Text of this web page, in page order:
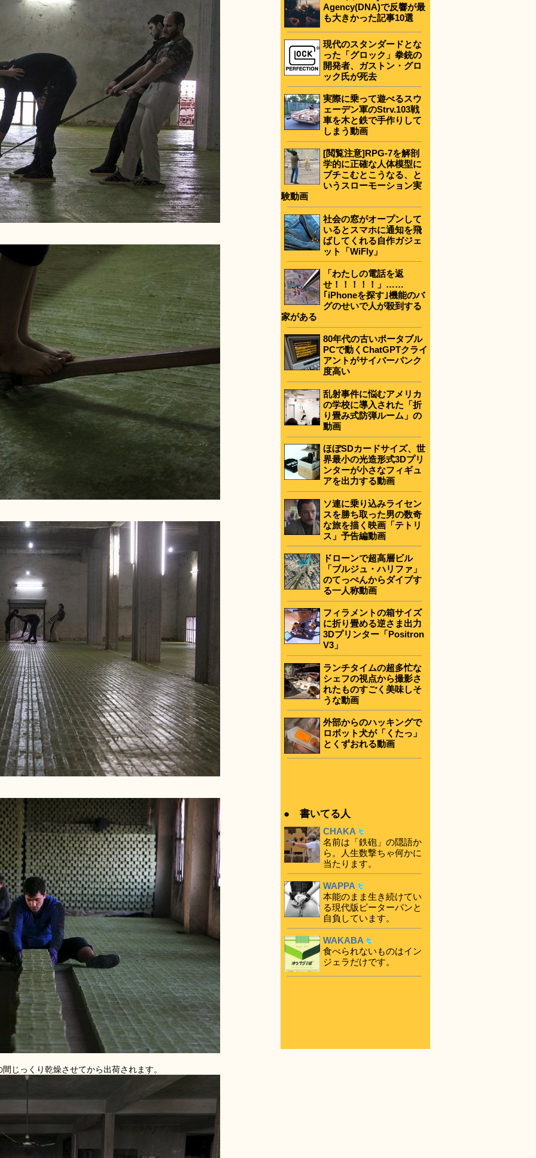
じっくり乾燥させてから出荷されます。
Agency(DNA)で反響が最
も大きかった記事10選
現代のスタンダードとな
った「グロック」拳銃の
開発者、ガストン・グロ
ック氏が死去
実際に乗って遊べるスウ
ェーデン軍のStrv.103戦
車を木と鉄で手作りして
しまう動画
[閲覧注意]RPG-7を解剖
学的に正確な人体模型に
ブチこむとこうなる、と
いうスローモーション実
験動画
社会の窓がオープンして
いるとスマホに通知を飛
ばしてくれる自作ガジェ
ット「WiFly」
「わたしの電話を返
せ！！！！！」……
｢iPhoneを探す｣機能のバ
グのせいで人が殺到する
家がある
80年代の古いポータブル
PCで動くChatGPTクライ
アントがサイバーパンク
度高い
乱射事件に悩むアメリカ
の学校に導入された「折
り畳み式防弾ルーム」の
動画
ほぼSDカードサイズ、世
界最小の光造形式3Dプリ
ンターが小さなフィギュ
アを出力する動画
ソ連に乗り込みライセン
スを勝ち取った男の数奇
な旅を描く映画「テトリ
ス」予告編動画
ドローンで超高層ビル
「ブルジュ・ハリファ」
のてっぺんからダイブす
る一人称動画
フィラメントの箱サイズ
に折り畳める逆さま出力
3Dプリンター「Positron
V3」
ランチタイムの超多忙な
シェフの視点から撮影さ
れたものすごく美味しそ
うな動画
外部からのハッキングで
ロボット犬が「くたっ」
とくずおれる動画
● 書いてる人
CHAKA
名前は「鉄砲」の隠語か
ら。人生数撃ちゃ何かに
当たります。
WAPPA
本能のまま生き続けてい
る現代版ピーターパンと
自負しています。
WAKABA
食べられないものはイン
ジェラだけです。